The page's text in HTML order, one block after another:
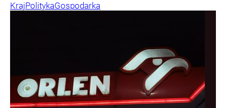
KrajPolitykaGospodarka